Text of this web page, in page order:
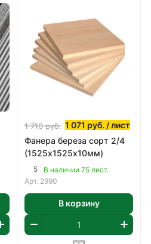
1 710руб. 1 071 руб. / лист
Фанера береза сорт 2/4
(1525х1525х10мм)
5
В наличии 75 лист.
Арт. 2990
В корзину